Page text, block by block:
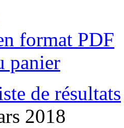
format PDF
panier
de résultats
2018